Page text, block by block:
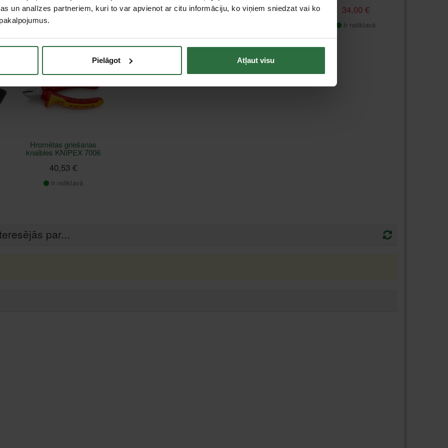
un analīzes partneriem, kuri to var apvienot ar citu informāciju, ko viņiem sniedzat vai ko
Pielāgot Atļaut visu
i/67 i/16 WERA
88,00 € 34,00 €
Ir noliktavā
Hromētas griešanas
knaibles KNIPEX 7006
40,53 €
Ir noliktavā
par...